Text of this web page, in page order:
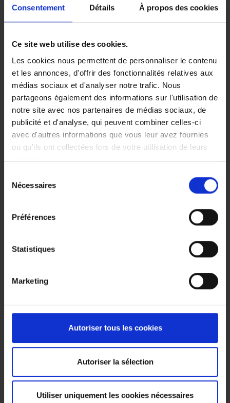
Consentement Détails À propos des cookies
Ce site web utilise des cookies.
Les cookies nous permettent de personnaliser le contenu
et les annonces, d'offrir des fonctionnalités relatives aux
médias sociaux et d'analyser notre trafic. Nous
partageons également des informations sur l'utilisation de
notre site avec nos partenaires de médias sociaux, de
publicité et d'analyse, qui peuvent combiner celles-ci
avec d'autres informations que vous leur avez fournies
ou qu'ils ont collectées lors de votre utilisation de leurs
services.
Nécessaires
Préférences
Statistiques
Marketing
Autoriser tous les cookies
Autoriser la sélection
Utiliser uniquement les cookies nécessaires
êtes victime d’un accident sur
la route ?
Outre l’accident du travail, la loi sur les accidents du
travail définit le risque d’accident sur le chemin du
travail. Le chemin du travail est le trajet normal que
vous effectuez pour vous rendre de votre domicile à
votre lieu de travail et inversement. Ce trajet normal
comprend également les détours que vous faites pour,
par exemple, déposer vos enfants à l’école ou à la
garderie. Vous avez subi un accident sur le chemin du
travail ? Dans ce cas, vous êtes également couvert par
l’assurance accidents du travail.
Et le télétravail ? Si votre lieu de télétravail coïncide
avec votre lieu de résidence, il n’y a en principe pas de
couverture lorsque vous conduisez vos enfants à
l’école par exemple. Cependant le législateur reprend
garderie ou l’école de vos enfants dans la notion de
chemin du travail lorsque vous travaillez à domicile. Le
achetez votre repas, et inversement, est aussi assimilé
au chemin du travail.
Télétravailler depuis
Si votre employeur et la nature de votre travail le
que votre lieu de résidence. C’est donc également
possible dans un hôtel, un logement en location ou